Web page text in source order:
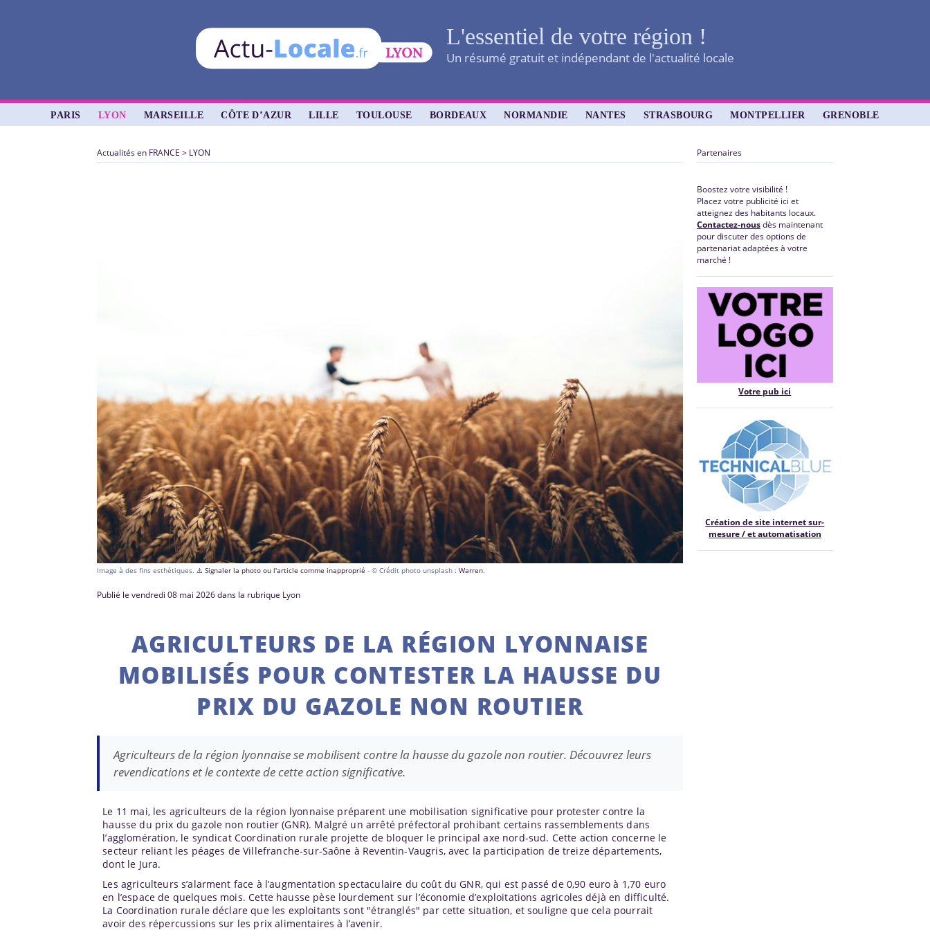
L'essentiel de votre région !
Un résumé gratuit et indépendant de l'actualité locale
PARIS LYON MARSEILLE CÔTE D’AZUR LILLE TOULOUSE BORDEAUX NORMANDIE NANTES STRASBOURG MONTPELLIER GRENOBLE
Actualités en FRANCE > LYON
Image à des fins esthétiques.⚠️ Signaler la photo ou l'article comme inapproprié - © Crédit photo unsplash :Warren.
Publié le vendredi 08 mai 2026 dans la rubrique Lyon
AGRICULTEURS DE LA RÉGION LYONNAISE
MOBILISÉS POUR CONTESTER LA HAUSSE DU
PRIX DU GAZOLE NON ROUTIER
Agriculteurs de la région lyonnaise se mobilisent contre la hausse du gazole non routier. Découvrez leurs
revendications et le contexte de cette action significative.
Le 11 mai, les agriculteurs de la région lyonnaise préparent une mobilisation significative pour protester contre la
hausse du prix du gazole non routier (GNR). Malgré un arrêté préfectoral prohibant certains rassemblements dans
l’agglomération, le syndicat Coordination rurale projette de bloquer le principal axe nord-sud. Cette action concerne le
secteur reliant les péages de Villefranche-sur-Saône à Reventin-Vaugris, avec la participation de treize départements,
dont le Jura.
Les agriculteurs s’alarment face à l’augmentation spectaculaire du coût du GNR, qui est passé de 0,90 euro à 1,70 euro
en l’espace de quelques mois. Cette hausse pèse lourdement sur l’économie d’exploitations agricoles déjà en difficulté.
La Coordination rurale déclare que les exploitants sont "étranglés" par cette situation, et souligne que cela pourrait
avoir des répercussions sur les prix alimentaires à l’avenir.
Partenaires
Boostez votre visibilité !
Placez votre publicité ici et
atteignez des habitants locaux.
Contactez-nousdès maintenant
pour discuter des options de
partenariat adaptées à votre
marché !
Votre pub ici
Création de site internet sur-
mesure / et automatisation